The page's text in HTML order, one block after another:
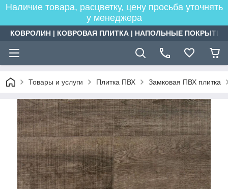
Наличие товара, расцветку, цену просьба уточнять
у менеджера
КОВРОЛИН | КОВРОВАЯ ПЛИТКА | НАПОЛЬНЫЕ
Товары и услуги Плитка ПВХ Замковая ПВХ плитка